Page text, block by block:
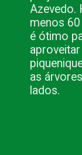
Azevedo.
menos
é ótimo
as
lados.